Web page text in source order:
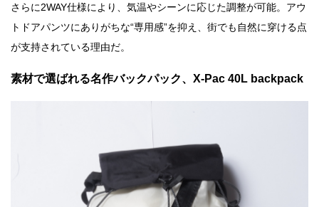
さらに2WAY仕様により、気温やシーンに応じた調整が可能。アウ
トドアパンツにありがちな“専用感”を抑え、街でも自然に穿ける点
が支持されている理由だ。
素材で選ばれる名作バックパック、X-Pac 40L backpack